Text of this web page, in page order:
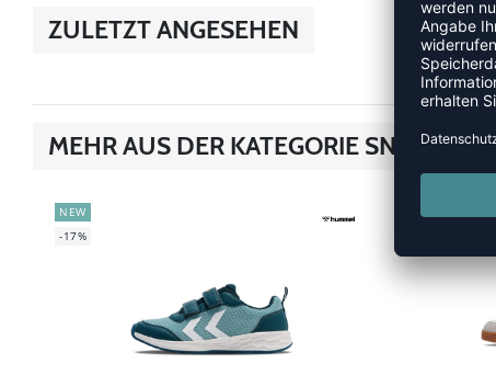
ZULETZT ANGESEHEN
MEHR AUS DER KATEGORIE SNEAKER
NEW
-17%
NEW